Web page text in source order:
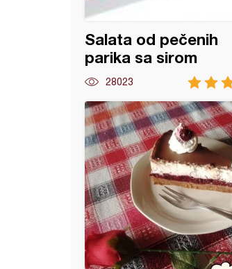
Salata od pečenih
parika sa sirom
28023
sa pečenicom i sirom